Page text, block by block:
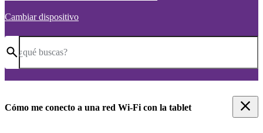
Cambiar dispositivo
¿qué buscas?
Cómo me conecto a una red Wi-Fi con la tablet